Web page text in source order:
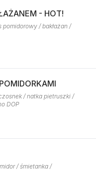
- HOT!
pomidorowy / bakłażan /
/ natka pietruszki /
DOP
/ śmietanka /